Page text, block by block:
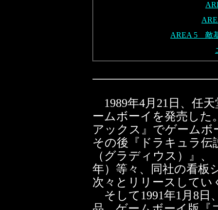
AREA 5 敵
1989年4月21日、任
ームボーイを発売した
アックス』でゲーム
その後『ドラキュラ伝
（グラディウス）』
年）等々、同社の看板
次々とリリースしてい
そして1991年1月8日